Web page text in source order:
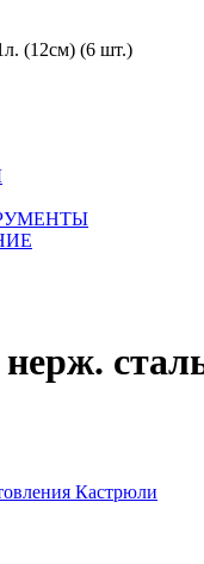
(12см) (6 шт.)
Кастрюли